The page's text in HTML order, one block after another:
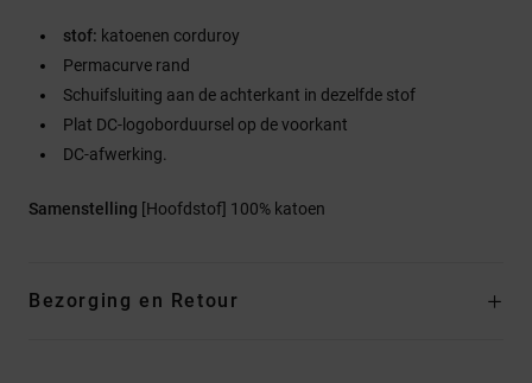
stof: katoenen corduroy
Permacurve rand
Schuifsluiting aan de achterkant in dezelfde stof
Plat DC-logoborduursel op de voorkant
DC-afwerking.
Samenstelling [Hoofdstof] 100% katoen
Bezorging en Retour